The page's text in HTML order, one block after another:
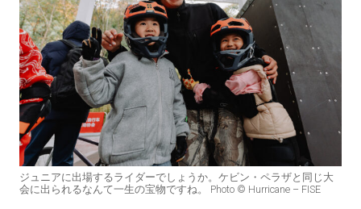
ジュニアに出場するライダーでしょうか。ケビン・ペラザと同じ大
会に出られるなんて一生の宝物ですね。 Photo © Hurricane – FISE